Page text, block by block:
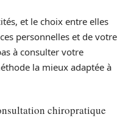
et le choix entre elles
personnelles et de votre
à consulter votre
la mieux adaptée à
chiropratique